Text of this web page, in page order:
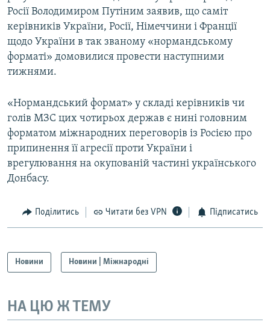
Росії Володимиром Путіним заявив, що саміт
керівників України, Росії, Німеччини і Франції
щодо України в так званому «нормандському
форматі» домовилися провести наступними
тижнями.
«Нормандський формат» у складі керівників чи
голів МЗС цих чотирьох держав є нині головним
форматом міжнародних переговорів із Росією про
припинення її агресії проти України і
врегулювання на окупованій частині українського
Донбасу.
Поділитись Читати без VPN Підписатись
Новини Новини | Міжнародні
НА ЦЮ Ж ТЕМУ